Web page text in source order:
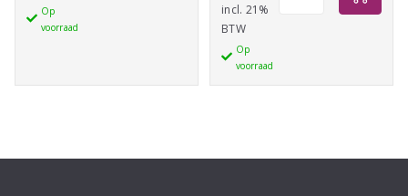
Op
voorraad
incl. 21%
BTW
Op
voorraad